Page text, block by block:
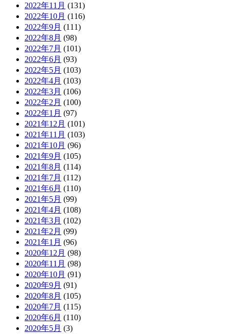
2022年11月 (131)
2022年10月 (116)
2022年9月 (111)
2022年8月 (98)
2022年7月 (101)
2022年6月 (93)
2022年5月 (103)
2022年4月 (103)
2022年3月 (106)
2022年2月 (100)
2022年1月 (97)
2021年12月 (101)
2021年11月 (103)
2021年10月 (96)
2021年9月 (105)
2021年8月 (114)
2021年7月 (112)
2021年6月 (110)
2021年5月 (99)
2021年4月 (108)
2021年3月 (102)
2021年2月 (99)
2021年1月 (96)
2020年12月 (98)
2020年11月 (98)
2020年10月 (91)
2020年9月 (91)
2020年8月 (105)
2020年7月 (115)
2020年6月 (110)
2020年5月 (3)